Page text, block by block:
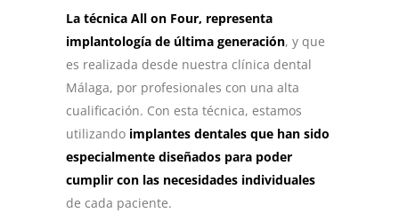
La técnica All on Four, representa
implantología de última generación, y que
es realizada desde nuestra clínica dental
Málaga, por profesionales con una alta
cualificación. Con esta técnica, estamos
utilizando implantes dentales que han sido
especialmente diseñados para poder
cumplir con las necesidades individuales
de cada paciente.